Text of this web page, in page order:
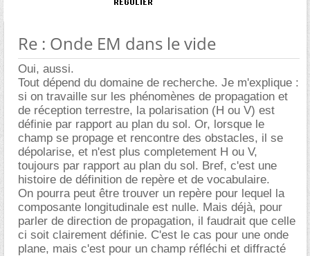
Re : Onde EM dans le vide
Oui, aussi.
Tout dépend du domaine de recherche. Je m'explique :
si on travaille sur les phénomènes de propagation et
de réception terrestre, la polarisation (H ou V) est
définie par rapport au plan du sol. Or, lorsque le
champ se propage et rencontre des obstacles, il se
dépolarise, et n'est plus completement H ou V,
toujours par rapport au plan du sol. Bref, c'est une
histoire de définition de repère et de vocabulaire.
On pourra peut être trouver un repère pour lequel la
composante longitudinale est nulle. Mais déjà, pour
parler de direction de propagation, il faudrait que celle
ci soit clairement définie. C'est le cas pour une onde
plane, mais c'est pour un champ réfléchi et diffracté